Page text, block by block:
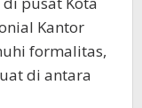
Kantor
formalitas,
di antara